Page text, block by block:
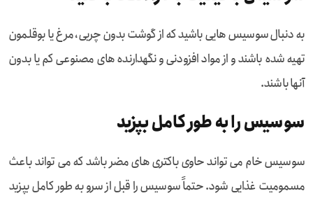
به دنبال سوسیس هایی باشید که از گوشت بدون چربی، مرغ یا بوقلمون
تهیه شده باشند و از مواد افزودنی و نگهدارنده های مصنوعی کم یا بدون
آنها باشند.
سوسیس را به طور کامل بپزید
سوسیس خام می تواند حاوی باکتری های مضر باشد که می تواند باعث
مسمومیت غذایی شود. حتماً سوسیس را قبل از سرو به طور کامل بپزید